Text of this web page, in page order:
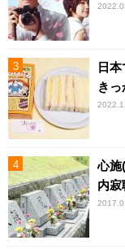
日
き
心施
内寂